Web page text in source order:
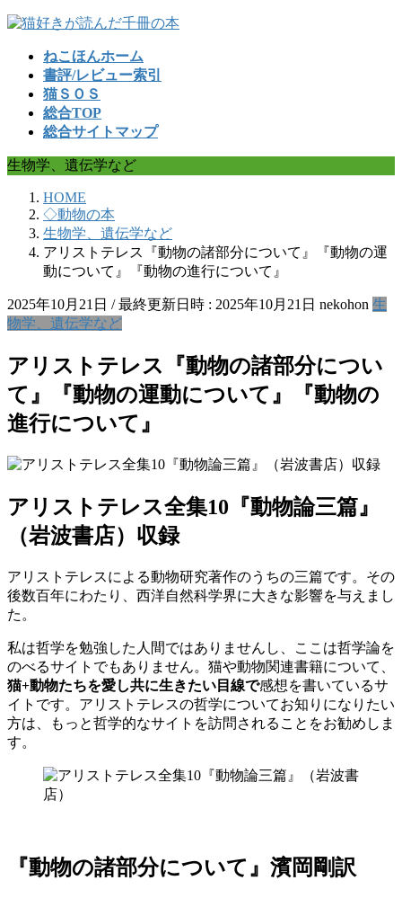
コ
キ
ッ
ナ
に
移
ねこほんホーム
書評/レビュー索引
猫ＳＯＳ
総合TOP
総合サイトマップ
生物学、遺伝学など
HOME
◇動物の本
生物学、遺伝学など
アリストテレス『動物の諸部分について』『動物の運
動について』『動物の進行について』
2025年10月21日 / 最終更新日時 : 2025年10月21日 nekohon 生
物学、遺伝学など
アリストテレス『動物の諸部分につい
て』『動物の運動について』『動物の
進行について』
アリストテレス全集10『動物論三篇』
（岩波書店）収録
アリストテレスによる動物研究著作のうちの三篇です。その
後数百年にわたり、西洋自然科学界に大きな影響を与えまし
た。
私は哲学を勉強した人間ではありませんし、ここは哲学論を
のべるサイトでもありません。猫や動物関連書籍について、
猫+動物たちを愛し共に生きたい目線で感想を書いているサ
イトです。アリストテレスの哲学についてお知りになりたい
方は、もっと哲学的なサイトを訪問されることをお勧めしま
す。
『動物の諸部分について』濱岡剛訳